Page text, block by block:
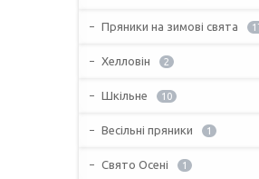
Пряники на зимові свята
Хелловін 2
Шкільне 10
Весільні пряники 1
Свято Осені 1